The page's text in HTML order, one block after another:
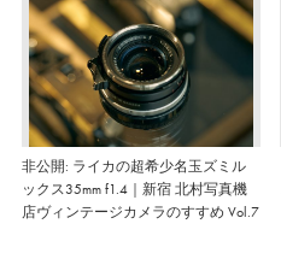
非公開: ライカの超希少名玉ズミル
ックス35mm f1.4｜新宿 北村写真機
店ヴィンテージカメラのすすめ Vol.7